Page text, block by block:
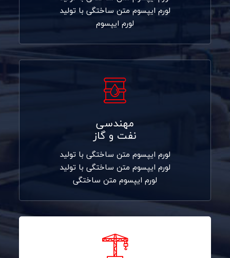
لورم ایپسوم متن ساختگی با تولید
لورم ایپسوم
مهندسی
نفت و گاز
لورم ایپسوم متن ساختگی با تولید
لورم ایپسوم متن ساختگی با تولید
لورم ایپسوم متن ساختگی